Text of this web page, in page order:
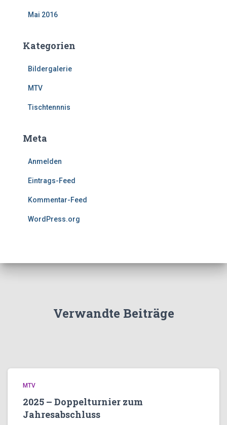
Mai 2016
Kategorien
Bildergalerie
MTV
Tischtennnis
Meta
Anmelden
Eintrags-Feed
Kommentar-Feed
WordPress.org
Verwandte Beiträge
MTV
2025 – Doppelturnier zum
Jahresabschluss